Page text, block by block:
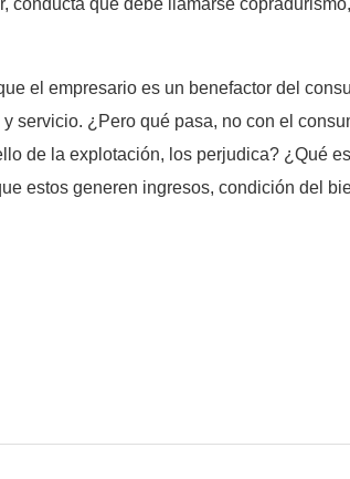
que debe llamarse
el empresario es un benefactor del
servicio. ¿Pero qué pasa, no con el
de la explotación, los perjudica? ¿Qué
estos generen ingresos, condición del